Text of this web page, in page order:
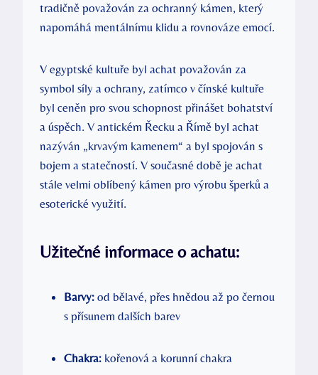
tradičně považován za ochranný kámen, který
napomáhá mentálnímu klidu a rovnováze emocí.
V egyptské kultuře byl achat považován za
symbol síly a ochrany, zatímco v čínské kultuře
byl ceněn pro svou schopnost přinášet bohatství
a úspěch. V antickém Řecku a Římě byl achat
nazýván „krvavým kamenem“ a byl spojován s
bojem a statečností. V současné době je achat
stále velmi oblíbený kámen pro výrobu šperků a
esoterické využití.
Užitečné informace o achatu:
Barvy: od bělavé, přes hnědou až po černou
s přísunem dalších barev
Chakra: kořenová a korunní chakra